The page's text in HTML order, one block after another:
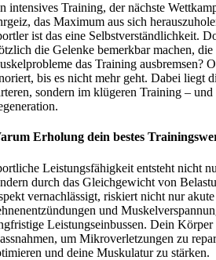
intensives Training, der nächste
das Maximum aus sich
ist das eine Selbstverständlichkeit.
die Gelenke bemerkbar machen, die
das Training ausbremsen?
bis es nicht mehr geht. Dabei liegt
sondern im klügeren Training –
Erholung dein bestes
Leistungsfähigkeit entsteht nicht
durch das Gleichgewicht von
vernachlässigt, riskiert nicht nur
und
Leistungseinbussen. Dein Körper
um Mikroverletzungen zu
und deine Muskulatur zu stärken.